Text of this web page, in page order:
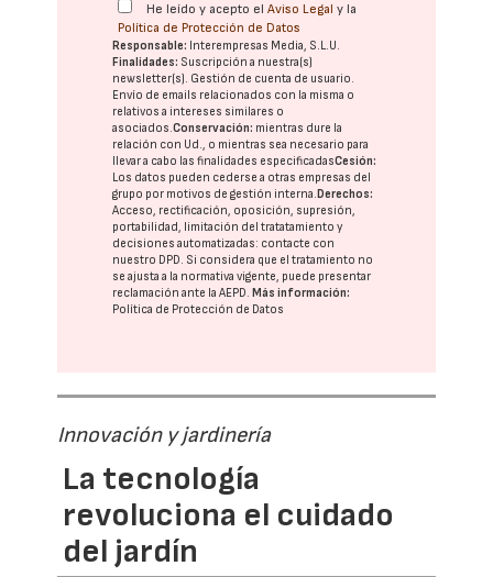
He leído y acepto elAviso Legal y la
Política de Protección de Datos
Responsable: Interempresas Media, S.L.U.
Finalidades: Suscripción a nuestra(s)
newsletter(s). Gestión de cuenta de usuario.
Envío de emails relacionados con la misma o
relativos a intereses similares o
asociados.Conservación: mientras dure la
relación con Ud., o mientras sea necesario para
llevar a cabo las finalidades especificadasCesión:
Los datos pueden cederse a otras empresas del
grupo por motivos de gestión interna. Derechos:
Acceso, rectificación, oposición, supresión,
portabilidad, limitación del tratatamiento y
decisiones automatizadas: contacte con
nuestro DPD. Si considera que el tratamiento no
se ajusta a la normativa vigente, puede presentar
reclamación ante laAEPD. Más información:
Política de Protección de Datos
Innovación y jardinería
La tecnología
revoluciona el cuidado
del jardín